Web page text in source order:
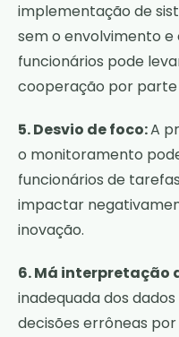
implementação de
sem o envolvimento
funcionários pode
cooperação por parte
5. Desvio de foco:A
o monitoramento
funcionários de
impactar
inovação.
6. Má interpretação
inadequada dos
decisões errôneas